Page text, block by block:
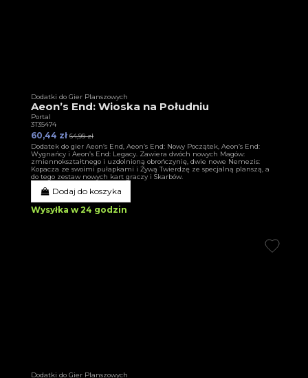
Dodatki do Gier Planszowych
Aeon’s End: Wioska na Południu
Portal
3T35474
60,44 zł 64,99 zł
Dodatek do gier Aeon’s End, Aeon’s End: Nowy Początek, Aeon’s End:
Wygnańcy i Aeon’s End: Legacy. Zawiera dwóch nowych Magów:
zmiennokształtnego i uzdolnioną obrończynię, dwie nowe Nemezis:
Kopacza ze swoimi pułapkami i Żywą Twierdzę ze specjalną planszą, a
do tego zestaw nowych kart graczy i Skarbów.
Dodaj do koszyka
Wysyłka w 24 godzin
Dodatki do Gier Planszowych